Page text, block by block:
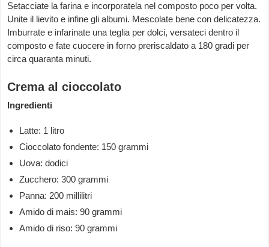
Setacciate la farina e incorporatela nel composto poco per volta.
Unite il lievito e infine gli albumi. Mescolate bene con delicatezza.
Imburrate e infarinate una teglia per dolci, versateci dentro il
composto e fate cuocere in forno preriscaldato a 180 gradi per
circa quaranta minuti.
Crema al cioccolato
Ingredienti
Latte: 1 litro
Cioccolato fondente: 150 grammi
Uova: dodici
Zucchero: 300 grammi
Panna: 200 millilitri
Amido di mais: 90 grammi
Amido di riso: 90 grammi